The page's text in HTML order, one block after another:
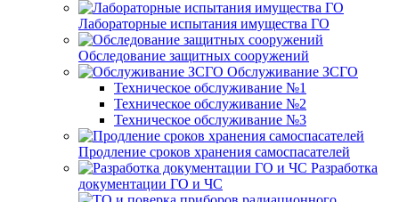
Лабораторные испытания имущества ГО
Обследование защитных сооружений
Обслуживание ЗСГО
Техническое обслуживание №1
Техническое обслуживание №2
Техническое обслуживание №3
Продление сроков хранения самоспасателей
Разработка
документации ГО и ЧС